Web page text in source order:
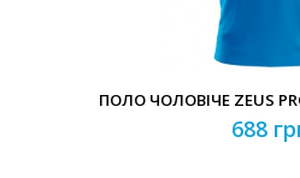
ПОЛО ЧОЛОВІЧЕ ZEUS
688